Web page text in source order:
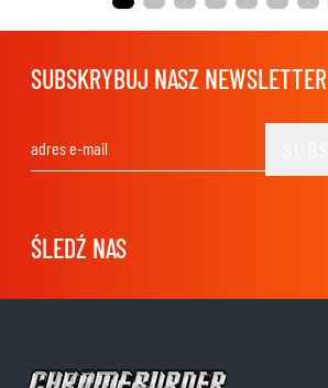
SUBSKRYBUJ NASZ NEWSLETTER
ŚLEDŹ NAS